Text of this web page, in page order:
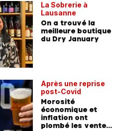
La Sobrerie à
Lausanne
On a trouvé la
meilleure boutique
du Dry January
Après une reprise
post-Covid
Morosité
économique et
inflation ont
plombé les ventes